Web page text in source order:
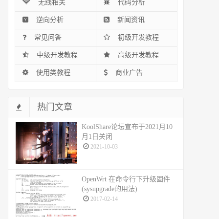
无线相关 代码分析
逆向分析 新闻资讯
常见问答 初级开发教程
中级开发教程 高级开发教程
使用类教程 商业广告
热门文章
KoolShare论坛宣布于2021月10
月1日关闭
2021-10-03
OpenWrt 在命令行下升级固件
(sysupgrade的用法)
2017-02-14